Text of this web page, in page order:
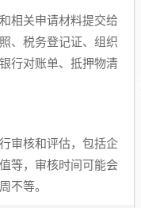
相关申请材料提交给
、税务登记证、组织
行对账单、抵押物清
审核和评估，包括企
等，审核时间可能会
不等。